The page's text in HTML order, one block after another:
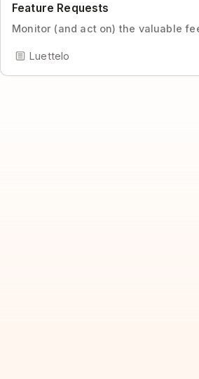
Feature Requests
Monitor (and act on) the valuable
Luettelo